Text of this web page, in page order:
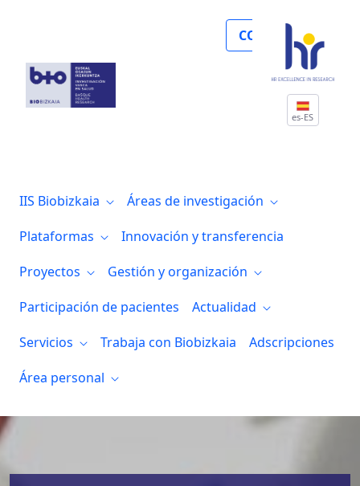
COLABORA
es-ES
IIS Biobizkaia
Áreas de investigación
Plataformas
Innovación y transferencia
Proyectos
Gestión y organización
Participación de pacientes
Actualidad
Servicios
Trabaja con Biobizkaia
Adscripciones
Área personal